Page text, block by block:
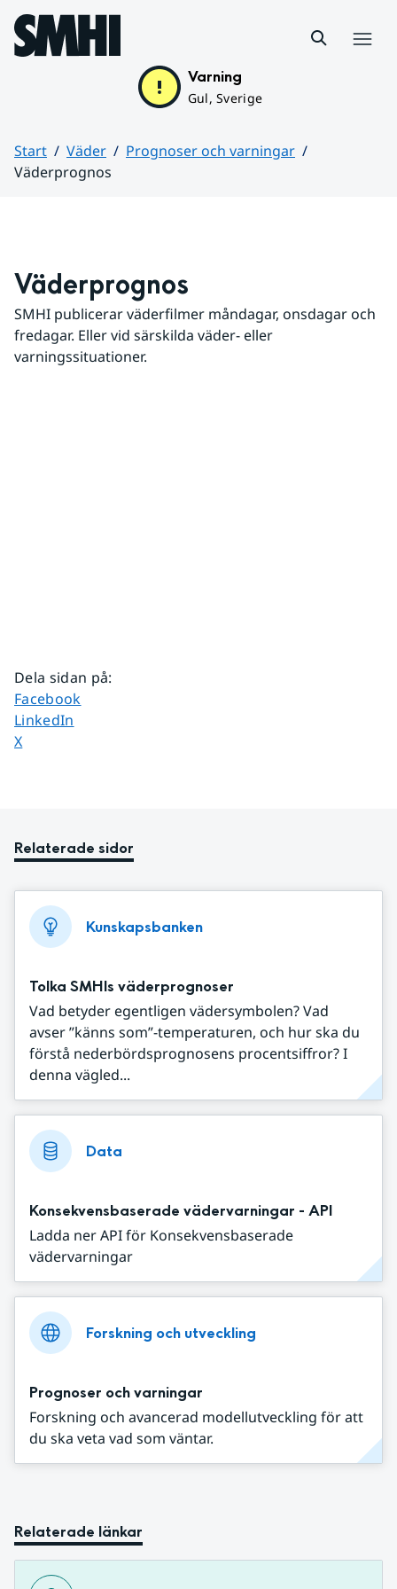
Hoppa till sidans innehåll
Varning
Gul, Sverige
Start Väder
Prognoser och varningar
Väderprognos
Väderprognos
SMHI publicerar väderfilmer måndagar, onsdagar och
fredagar. Eller vid särskilda väder- eller
varningssituationer.
Dela sidan på:
Dela sidan på
Facebook
Dela sidan på
LinkedIn
Dela sidan på
X
Relaterade sidor
Kunskapsbanken
Tolka SMHIs väderprognoser
Vad betyder egentligen vädersymbolen? Vad
avser ”känns som”-temperaturen, och hur ska du
förstå nederbördsprognosens procentsiffror? I
denna vägled...
Data
Konsekvensbaserade vädervarningar - API
Ladda ner API för Konsekvensbaserade
vädervarningar
Forskning och utveckling
Prognoser och varningar
Forskning och avancerad modellutveckling för att
du ska veta vad som väntar.
Relaterade länkar